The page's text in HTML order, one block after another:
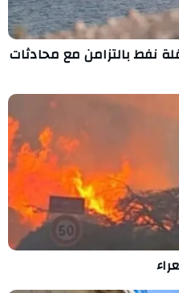
نفط بالتزامن مع محادثات